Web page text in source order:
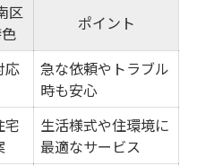
区
ポイント
応
急な依頼やトラブル
時も安心
宅
生活様式や住環境に
最適なサービス